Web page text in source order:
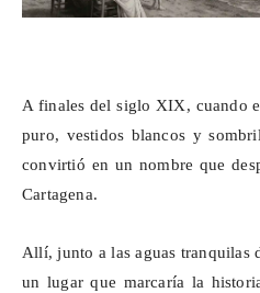
A finales del siglo XIX, cuando
puro, vestidos blancos y
convirtió en un nombre que
Cartagena.
Allí, junto a las aguas tranquilas
un lugar que marcaría la